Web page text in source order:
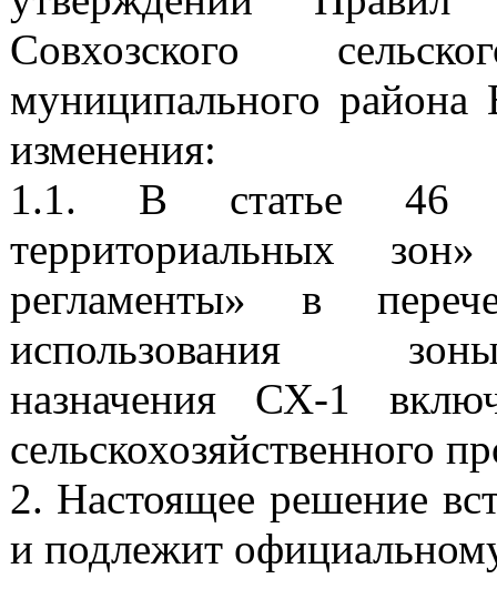
Совхозского
муниципального района
изменения:
1.1.
В статье 46
территориальных
регламенты» в
использования зоны
назначения СХ-1
сельскохозяйственного
2. Настоящее решение
и подлежит